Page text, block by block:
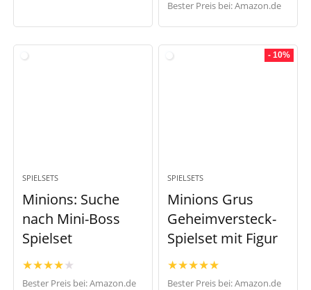
Bester Preis bei: Amazon.de
SPIELSETS
Minions: Suche
nach Mini-Boss
Spielset
★★★★★
Bester Preis bei: Amazon.de
- 10%
SPIELSETS
Minions Grus
Geheimversteck-
Spielset mit Figur
★★★★★
Bester Preis bei: Amazon.de